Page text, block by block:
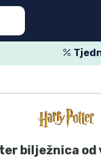
bilježnica od